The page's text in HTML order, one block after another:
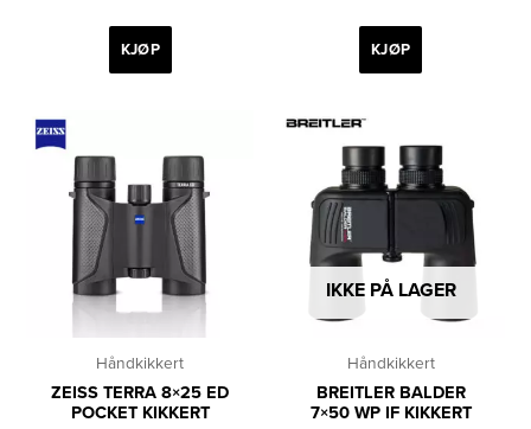
KJØP KJØP
Håndkikkert
ZEISS TERRA 8×25 ED
POCKET KIKKERT
IKKE PÅ LAGER
Håndkikkert
BREITLER BALDER
7×50 WP IF KIKKERT